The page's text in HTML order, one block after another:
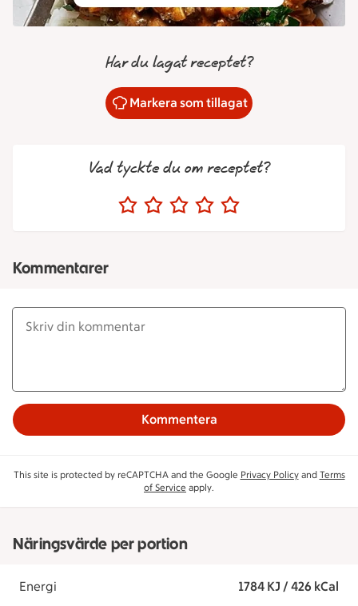
Har du lagat receptet?
Markera som tillagat
Vad tyckte du om receptet?
Kommentarer
Kommentera
This site is protected by reCAPTCHA and the Google Privacy Policyand Terms
of Service apply.
Näringsvärde per portion
Energi 1784 KJ / 426 kCal